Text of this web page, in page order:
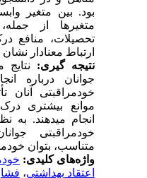
بود. بین متغیر
متغیرها از
تحصیلات، منافع
ارتباط معنادار نشان
نتیجه­ گیری:نتایج
جوانان درباره
خودمراقبتی آنان
موانع بیشتری درک
انجام می­دهند. به
خودمراقبتی
متناسب، بتوان
واژه‌های کلیدی:
اعتقاد بهداشتی،فشار